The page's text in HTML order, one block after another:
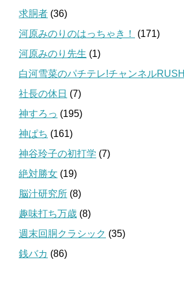
求胴者 (36)
河原みのりのはっちゃき！
(171)
河原みのり先生 (1)
白河雪菜のパチテレ!チャンネルRUSH
社長の休日 (7)
神すろっ (195)
神ぱち (161)
神谷玲子の初打学 (7)
絶対勝女 (19)
脳汁研究所 (8)
趣味打ち万歳 (8)
週末回胴クラシック (35)
銭バカ (86)